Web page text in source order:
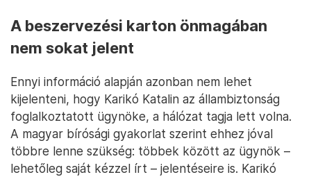
A beszervezési karton önmagában
nem sokat jelent
Ennyi információ alapján azonban nem lehet
kijelenteni, hogy Karikó Katalin az állambiztonság
foglalkoztatott ügynöke, a hálózat tagja lett volna.
A magyar bírósági gyakorlat szerint ehhez jóval
többre lenne szükség: többek között az ügynök –
lehetőleg saját kézzel írt – jelentéseire is. Karikó